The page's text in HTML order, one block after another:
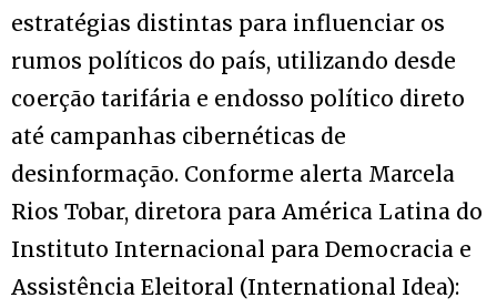
estratégias distintas para influenciar os
rumos políticos do país, utilizando desde
coerção tarifária e endosso político direto
até campanhas cibernéticas de
desinformação. Conforme alerta Marcela
Rios Tobar, diretora para América Latina do
Instituto Internacional para Democracia e
Assistência Eleitoral (International Idea):